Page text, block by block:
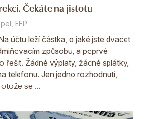
Čekáte na jistotu
EFP
účtu leží částka, o jaké jste dvacet
způsobu, a poprvé
řešit. Žádné výplaty, žádné splátky,
telefonu. Jen jedno rozhodnutí,
se ...